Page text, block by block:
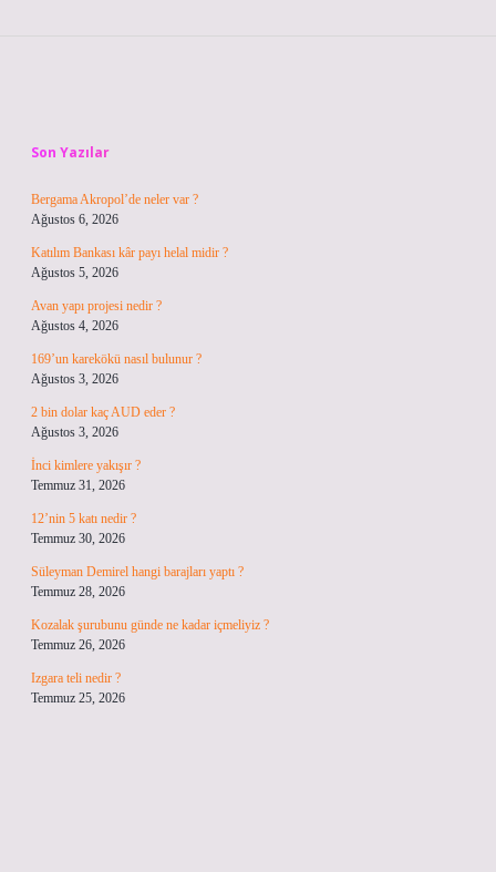
Son Yazılar
Bergama Akropol’de neler var ?
Ağustos 6, 2026
Katılım Bankası kâr payı helal midir ?
Ağustos 5, 2026
Avan yapı projesi nedir ?
Ağustos 4, 2026
169’un karekökü nasıl bulunur ?
Ağustos 3, 2026
2 bin dolar kaç AUD eder ?
Ağustos 3, 2026
İnci kimlere yakışır ?
Temmuz 31, 2026
12’nin 5 katı nedir ?
Temmuz 30, 2026
Süleyman Demirel hangi barajları yaptı ?
Temmuz 28, 2026
Kozalak şurubunu günde ne kadar içmeliyiz ?
Temmuz 26, 2026
Izgara teli nedir ?
Temmuz 25, 2026